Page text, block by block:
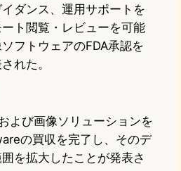
ダンス、運用サポートを
ト閲覧・レビューを可能
フトウェアのFDA承認を
れた。
よび画像ソリューションを
の買収を完了し、そのデ
を拡大したことが発表さ